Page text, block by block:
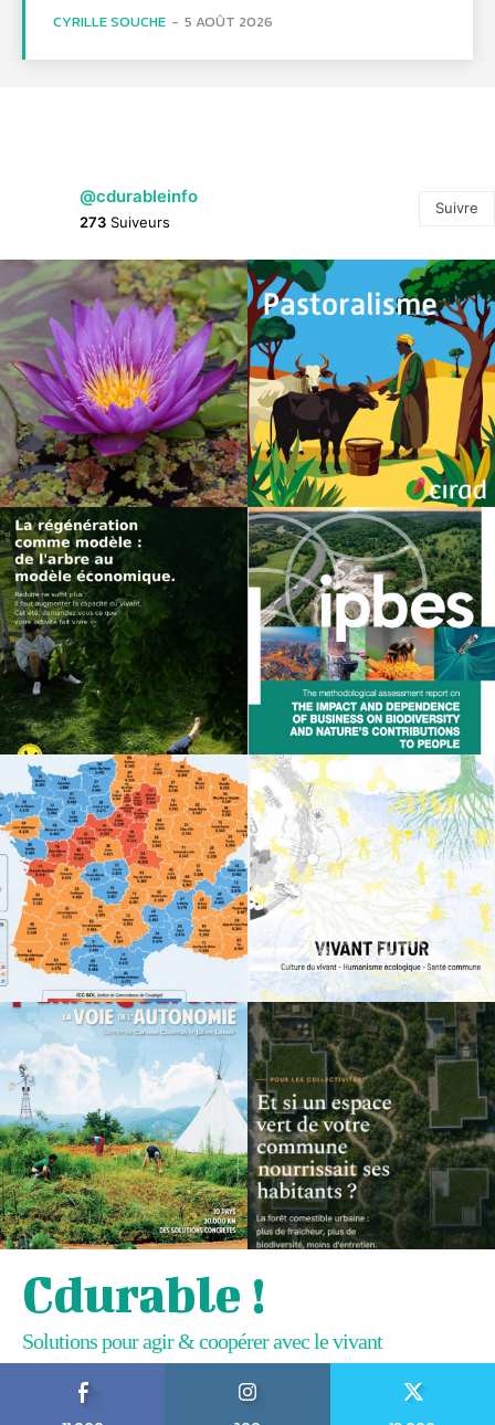
CYRILLE SOUCHE - 5 AOÛT 2026
@cdurableinfo
273 Suiveurs
Suivre
Cdurable !
Solutions pour agir & coopérer avec le vivant